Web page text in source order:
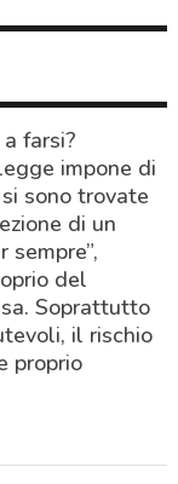
farsi?
impone di
sono trovate
di un
sempre”,
del
Soprattutto
il rischio
proprio